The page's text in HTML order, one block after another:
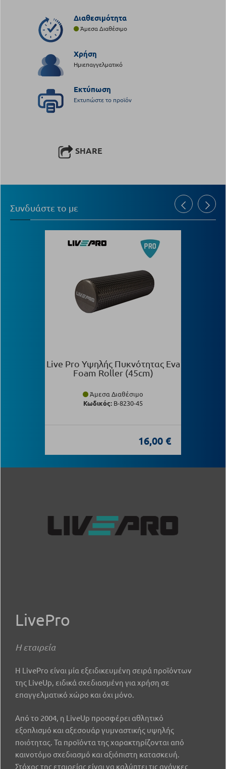
Διαθεσιμότητα
Άμεσα Διαθέσιμο
Χρήση
Ημιεπαγγελματικό
Εκτύπωση
Εκτυπώστε το προϊόν
SHARE
Συνδυάστε το με
Live Pro Υψηλής Πυκνότητας Eva
Foam Roller (45cm)
Άμεσα Διαθέσιμο
Κωδικός: Β-8230-45
16,00 €
LivePro
Η εταιρεία
Η LivePro είναι μία εξειδικευμένη σειρά προϊόντων
της LiveUp, ειδικά σχεδιασμένη για χρήση σε
επαγγελματικό χώρο και όχι μόνο.
Από το 2004, η LiveUp προσφέρει αθλητικό
εξοπλισμό και αξεσουάρ γυμναστικής υψηλής
ποιότητας. Τα προϊόντα της χαρακτηρίζονται από
καινοτόμο σχεδιασμό και αξιόπιστη κατασκευή.
Στόχος της εταιρείας είναι να καλύπτει τις ανάγκες